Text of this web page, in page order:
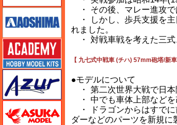
・ その後、マレー進攻で
・ しかし、歩兵支援を主
れました。
・ 対戦車戦を考えた三式
【 九七式中戦車 (チハ) 57mm砲塔/新
●モデルについて
・ 第二次世界大戦で日本
・ 中でも車体上部などを
・ ドラゴンからはすでに
ダーなどのパーツを新規に
アオシマ
アカデミー
アスカモデル